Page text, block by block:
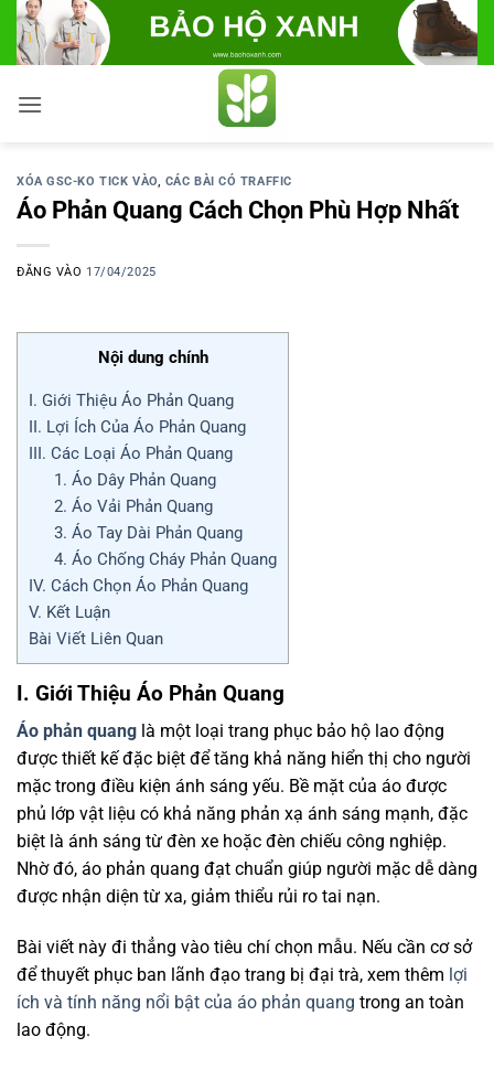
Bỏ
qua
nội
dung
XÓA GSC-KO TICK VÀO, CÁC BÀI CÓ TRAFFIC
Áo Phản Quang Cách Chọn Phù Hợp Nhất
ĐĂNG VÀO 17/04/2025
Nội dung chính
I. Giới Thiệu Áo Phản Quang
II. Lợi Ích Của Áo Phản Quang
III. Các Loại Áo Phản Quang
1. Áo Dây Phản Quang
2. Áo Vải Phản Quang
3. Áo Tay Dài Phản Quang
4. Áo Chống Cháy Phản Quang
IV. Cách Chọn Áo Phản Quang
V. Kết Luận
Bài Viết Liên Quan
I. Giới Thiệu Áo Phản Quang
Áo phản quang là một loại trang phục bảo hộ lao động
được thiết kế đặc biệt để tăng khả năng hiển thị cho người
mặc trong điều kiện ánh sáng yếu. Bề mặt của áo được
phủ lớp vật liệu có khả năng phản xạ ánh sáng mạnh, đặc
biệt là ánh sáng từ đèn xe hoặc đèn chiếu công nghiệp.
Nhờ đó, áo phản quang đạt chuẩn giúp người mặc dễ dàng
được nhận diện từ xa, giảm thiểu rủi ro tai nạn.
Bài viết này đi thẳng vào tiêu chí chọn mẫu. Nếu cần cơ sở
để thuyết phục ban lãnh đạo trang bị đại trà, xem thêm lợi
ích và tính năng nổi bật của áo phản quang trong an toàn
lao động.